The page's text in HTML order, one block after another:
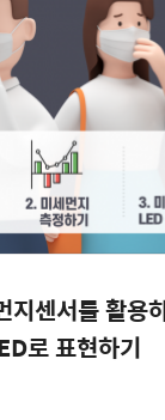
지센서를 활용
로 표현하기